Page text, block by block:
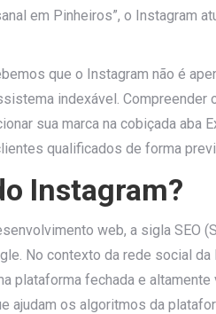
em Pinheiros”, o Instagram
que o Instagram não é
indexável.
sua marca na cobiçada aba
qualificados de forma
Instagram?
web, a sigla SEO
No contexto da rede social da
plataforma fechada e altamente
ajudam os algoritmos da